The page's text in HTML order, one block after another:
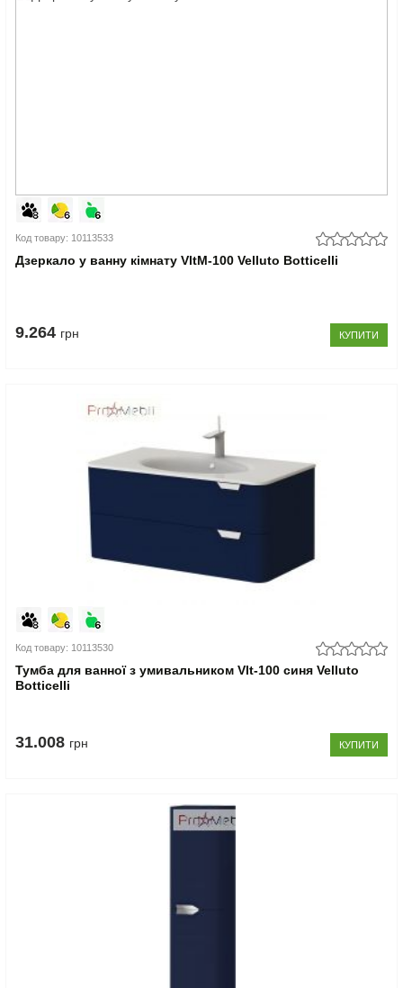
Код товару: 10113533
Дзеркало у ванну кімнату VltM-100 Velluto Botticelli
9.264 грн КУПИТИ
Код товару: 10113530
Тумба для ванної з умивальником Vlt-100 синя Velluto
Botticelli
31.008 грн КУПИТИ